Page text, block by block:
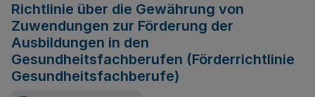
Richtlinie über die Gewährung von
Zuwendungen zur Förderung der
Ausbildungen in den
Gesundheitsfachberufen (Förderrichtlinie
Gesundheitsfachberufe)